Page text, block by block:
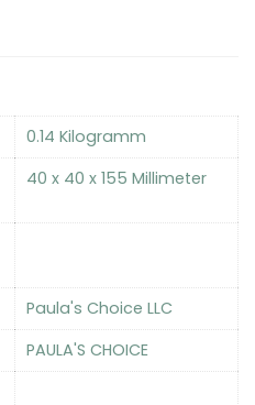
‎0.14 Kilogramm
‎40 x 40 x 155 Millimeter
‎Paula's Choice LLC
‎PAULA'S CHOICE